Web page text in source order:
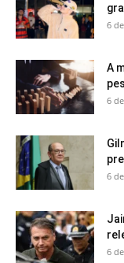
6
A
6
6
6